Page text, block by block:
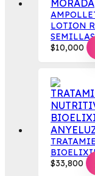
LOTION
$10,000
$33,800